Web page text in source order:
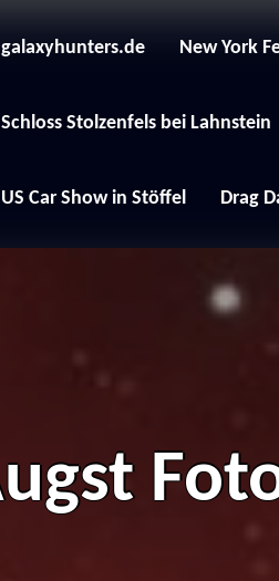
galaxyhunters.de New York
Schloss Stolzenfels bei Lahnstein
US Car Show in Stöffel Drag